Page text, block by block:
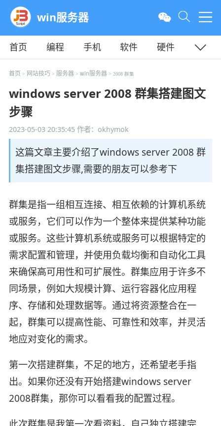
win服务器
首页 编程 手机 软件
硬件
教程
平面 服务器
首页 > 网站技巧 > 服务器> win服务器> 2008 群集
windows server 2008 群集搭建图文
步骤
2023-05-03 20:35:45作者：okhymok
这篇文章主要介绍了windows server 2008 群
集搭建图文步骤,需要的朋友可以参考下
群集是指一组相互连接、相互依赖的计算机系统
或服务，它们可以作为一个整体来提供某种功能
或服务。这些计算机系统或服务可以根据特定的
需求配置和管理，并使用负载均衡和自动化工具
来确保高可用性和可扩展性。群集应用于许多不
同场景，例如大规模计算、运行容器化应用程
序、存储和处理数据等。通过将资源整合在一
起，群集可以提高性能、可靠性和效率，并灵活
地应对变化的需求。
第一次搭建群集，不足的地方，还希望老手指
出。如果你还没有开始搭建windows server
2008群集，那你可以看看我的配置过程。